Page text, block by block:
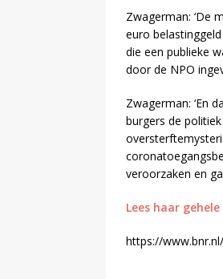
Zwagerman: ‘De
euro
die een publieke
door de NPO
Zwagerman: ‘En
burgers de
veroorzaken en
Lees haar
https://